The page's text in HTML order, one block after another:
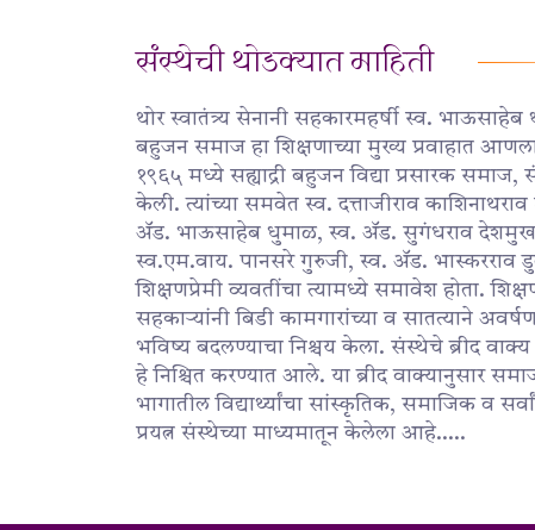
संस्थेची थोडक्यात माहिती
थोर स्वातंत्र्य सेनानी सहकारमहर्षी स्व. भाऊसाहेब
बहुजन समाज हा शिक्षणाच्या मुख्य प्रवाहात
१९६५ मध्ये सह्याद्री बहुजन विद्या प्रसारक
केली. त्यांच्या समवेत स्व. दत्ताजीराव
ॲड. भाऊसाहेब धुमाळ, स्व. ॲड. सुगंधराव
स्व.एम.वाय. पानसरे गुरुजी, स्व. ॲड. भास्करराव
शिक्षणप्रेमी व्यवतींचा त्यामध्ये समावेश होता.
सहकाऱ्यांनी बिडी कामगारांच्या व सातत्याने
भविष्य बदलण्याचा निश्चय केला. संस्थेचे ब्रीद
हे निश्चित करण्यात आले. या ब्रीद वाक्यानुसार
भागातील विद्यार्थ्यांचा सांस्कृतिक, समाजिक व
प्रयत्न संस्थेच्या माध्यमातून केलेला आहे.....